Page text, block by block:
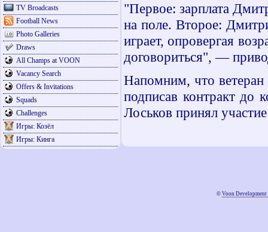
TV Broadcasts
Football News
Photo Galleries
Draws
All Champs at VOON
Vacancy Search
Offers & Invitations
Squads
Challenges
Игры: Козёл
Игры: Кинга
"Первое: зарплата
на поле. Второе:
играет, опровергая
договориться", —
Напомним, что ветеран
подписав контракт до
Лоськов принял
© Voon Development